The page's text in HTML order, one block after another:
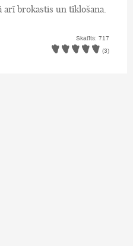
brokastis un tīklošana.
Skatīts: 717
(3)